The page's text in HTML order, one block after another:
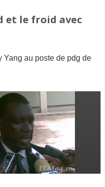
et le froid avec
Yang au poste de pdg de